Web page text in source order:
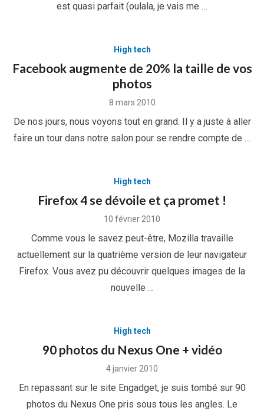
est quasi parfait (oulala, je vais me …
High tech
Facebook augmente de 20% la taille de vos
photos
Posted
8 mars 2010
De nos jours, nous voyons tout en grand. Il y a juste à aller
faire un tour dans notre salon pour se rendre compte de …
High tech
Firefox 4 se dévoile et ça promet !
Posted
10 février 2010
Comme vous le savez peut-être, Mozilla travaille
actuellement sur la quatrième version de leur navigateur
Firefox. Vous avez pu découvrir quelques images de la
nouvelle …
High tech
90 photos du Nexus One + vidéo
Posted
4 janvier 2010
En repassant sur le site Engadget, je suis tombé sur 90
photos du Nexus One pris sous tous les angles. Le